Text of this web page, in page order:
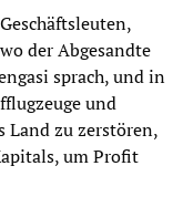
der Abgesandte
sprach, und in
und
Land zu zerstören,
um Profit